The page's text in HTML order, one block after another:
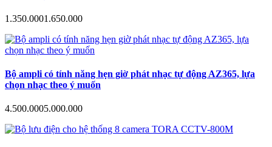
1.350.0001.650.000
Bộ ampli có tính năng hẹn giờ phát nhạc tự động AZ365, lựa
chọn nhạc theo ý muốn
4.500.0005.000.000